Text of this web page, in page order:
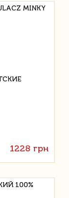
MINKY
1228 грн
100%